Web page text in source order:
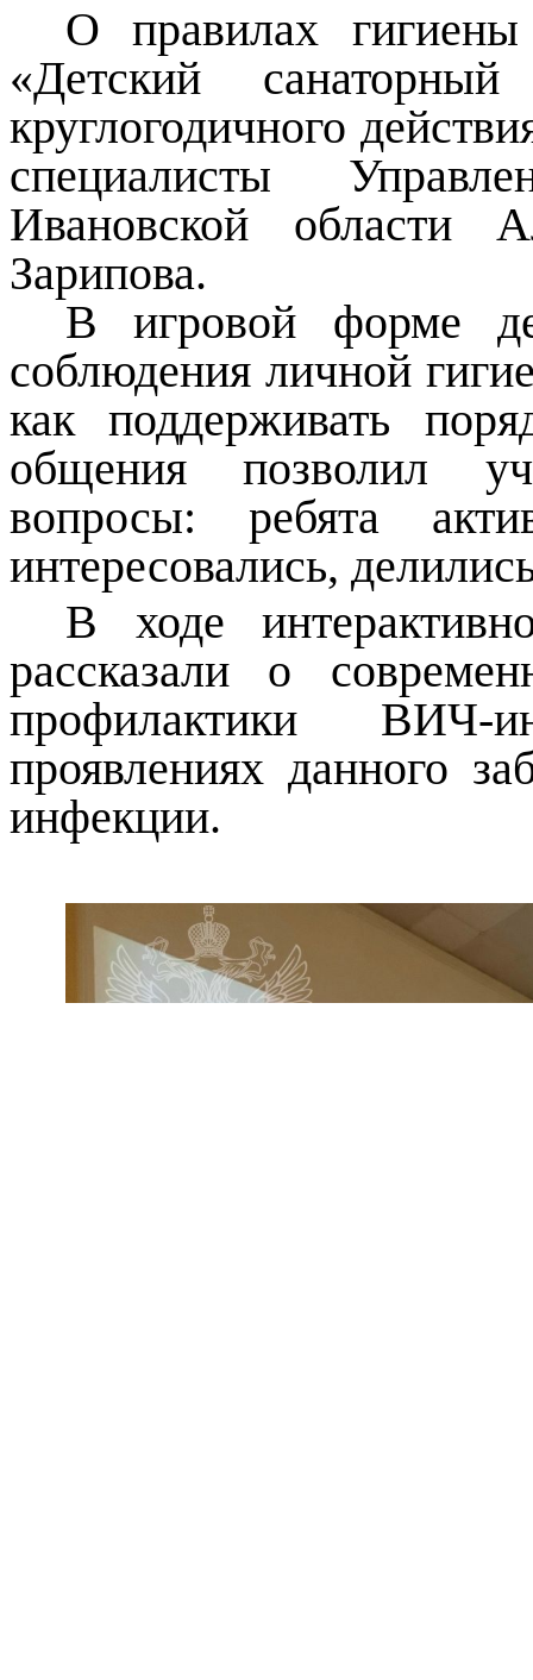
О правилах
«Детский
круглогодичного
специалисты
Ивановской области
Зарипова.
В игровой форме
соблюдения личной
как поддерживать
общения позволил
вопросы: ребята
интересовались,
В ходе
рассказали о
профилактики ВИЧ-
проявлениях данного
инфекции.